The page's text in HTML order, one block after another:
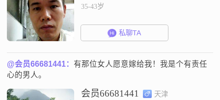
35-43岁
私聊TA
@会员66681441：有那位女人愿意嫁给我！我是个有责任
心的男人。
会员66681441
天津